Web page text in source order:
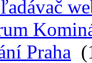
Praha